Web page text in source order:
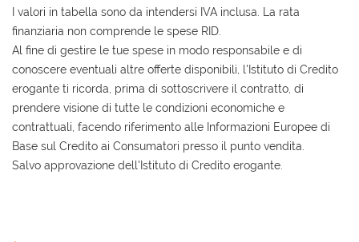
Ho letto e accettol'informativa privacy*
I valori in tabella sono da intendersi IVA inclusa. La rata
finanziaria non comprende le spese RID.
Al fine di gestire le tue spese in modo responsabile e di
conoscere eventuali altre offerte disponibili, l'Istituto di Credito
erogante ti ricorda, prima di sottoscrivere il contratto, di
prendere visione di tutte le condizioni economiche e
contrattuali, facendo riferimento alle Informazioni Europee di
Base sul Credito ai Consumatori presso il punto vendita.
Salvo approvazione dell'Istituto di Credito erogante.